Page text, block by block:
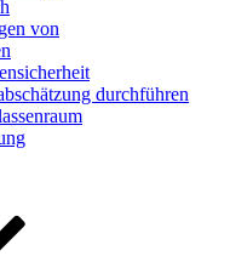
von
durchführen